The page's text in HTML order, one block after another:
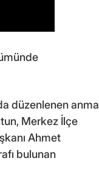
düzenlenen anma
Merkez İlçe
Ahmet
bulunan